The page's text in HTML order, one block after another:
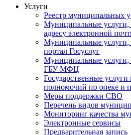
Услуги
Реестр муниципальных
Муниципальные услуги,
адресу электронной
Муниципальные услуги,
портал Госуслуг
Муниципальные услуги,
ГБУ МФЦ
Государственные
полномочий по опеке и
Меры поддержки СВО
Перечень видов
Мониторинг качества
Электронные сервисы
Предварительная запись